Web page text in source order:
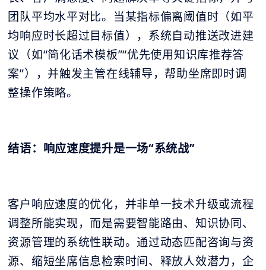
团队平均水平对比。当某指标偏离阈值时（如平
均响应时长超过目标值），系统自动推送改进建
议（如“简化话术模板”“优先使用知识库推荐答
案”），并触发主管在线辅导，帮助坐席即时调
整操作策略。
结语：响应速度提升是一场“系统战”
客户响应速度的优化，并非单一技术升级或流程
调整所能实现，而是需要智能路由、知识协同、
资源管理的系统性联动。通过动态匹配咨询与资
源、缩短坐席信息检索时间、释放人效潜力，企